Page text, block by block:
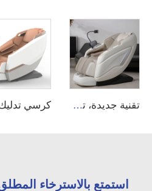
تقنية جديدة، تحكم صوتي، كرسي تدليك فاخر كبير الحجم بنظام الجاذبية الصفرية، بتقنية 6D و4D، كهربائي بالكامل للجسم، مع وسائد هوائية قابلة للتبديل
استمتع بالاسترخاء